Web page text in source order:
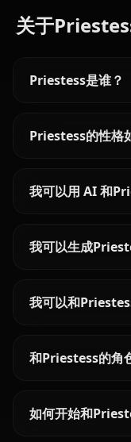
关于
Priestess是谁？
Priestess的性格
我可以用 AI 和
我可以生成
我可以和
和Priestess的角
如何开始和